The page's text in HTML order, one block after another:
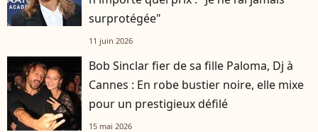
surprotégée"
11 juin 2026
Bob Sinclar fier de sa fille Paloma, Dj à
Cannes : En robe bustier noire, elle mixe
pour un prestigieux défilé
15 mai 2026